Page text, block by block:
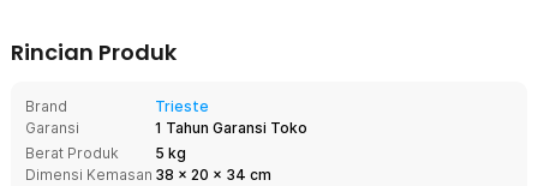
Rincian Produk
Brand
Trieste
Garansi
1 Tahun Garansi Toko
Berat Produk
5 kg
Dimensi Kemasan 38 x 20 x 34 cm